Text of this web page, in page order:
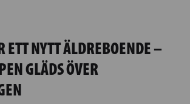
ETT NYTT ÄLDREBOENDE ­­–
GLÄDS ÖVER